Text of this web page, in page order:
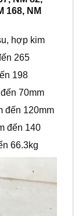
168, NM
kim
265
198
70mm
120mm
140